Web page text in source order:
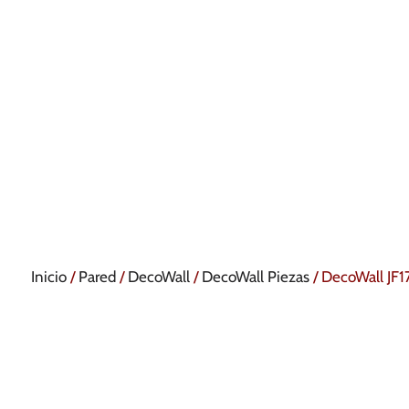
Inicio/ Pared/ DecoWall / DecoWall Piezas/ DecoWall